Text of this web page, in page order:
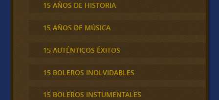
15 AÑOS DE HISTORIA
15 AÑOS DE MÚSICA
15 AUTÉNTICOS ÉXITOS
15 BOLEROS INOLVIDABLES
15 BOLEROS INSTUMENTALES